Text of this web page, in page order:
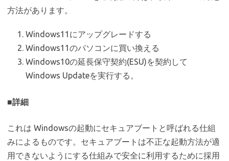
方法があります。
Windows11にアップグレードする
Windows11のパソコンに買い換える
Windows10の延長保守契約(ESU)を契約して
Windows Updateを実行する。
■詳細
これは Windowsの起動にセキュアブートと呼ばれる仕組
みによるものです。セキュアブートは不正な起動方法が適
用できないようにする仕組みで安全に利用するために採用